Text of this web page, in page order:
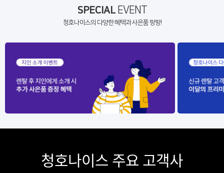
SPECIALEVENT
청호나이스의 다양한 혜택과 사은품 팡팡!
청호나이스 주요 고객사